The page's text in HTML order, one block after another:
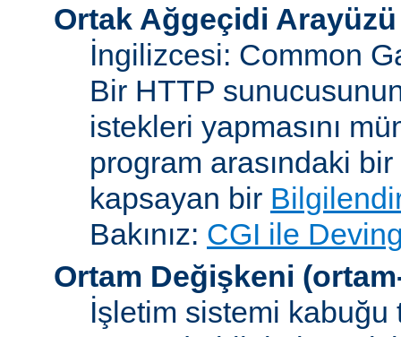
Ortak Ağgeçidi Arayüzü
İngilizcesi: Common
Bir HTTP
istekleri yapmasını
program arasındaki
kapsayan bir
Bakınız: CGI ile
Ortam Değişkeni
İşletim sistemi kabuğu